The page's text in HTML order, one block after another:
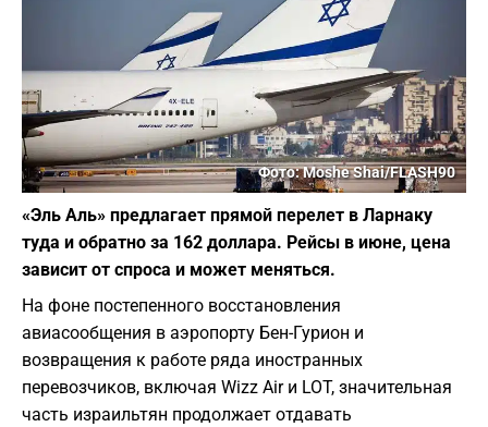
Фото: Moshe Shai/FLASH90
«Эль Аль» предлагает прямой перелет в Ларнаку
туда и обратно за 162 доллара. Рейсы в июне, цена
зависит от спроса и может меняться.
На фоне постепенного восстановления
авиасообщения в аэропорту Бен-Гурион и
возвращения к работе ряда иностранных
перевозчиков, включая Wizz Air и LOT, значительная
часть израильтян продолжает отдавать